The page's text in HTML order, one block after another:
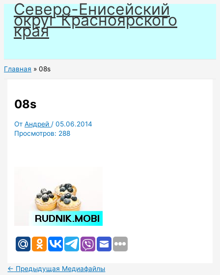
Перейти
содержимому
Северо-Енисейский
округ Красноярского
края
Главная 08s
08s
ОтАндрей /05.06.2014
Просмотров: 288
← Предыдущая Медиафайлы